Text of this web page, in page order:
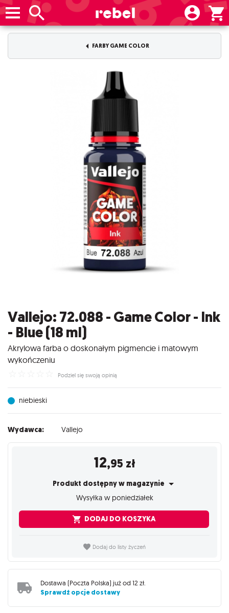
FARBY GAME COLOR
Vallejo: 72.088 - Game Color - Ink
- Blue (18 ml)
Akrylowa farba o doskonałym pigmencie i matowym
wykończeniu
Podziel się swoją opinią
niebieski
Wydawca: Vallejo
12,95 zł
Produkt dostępny w magazynie
Wysyłka w poniedziałek
DODAJ DO KOSZYKA
Dodaj do listy życzeń
Dostawa (Poczta Polska) już od 12 zł.
Sprawdź opcje dostawy